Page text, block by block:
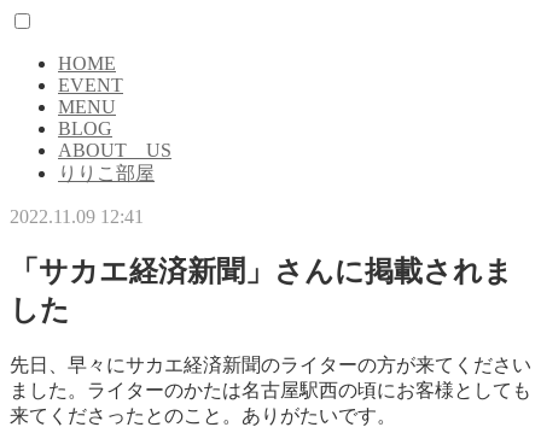
HOME
EVENT
MENU
BLOG
ABOUT US
りりこ部屋
2022.11.09 12:41
「サカエ経済新聞」さんに掲載されま
した
先日、早々にサカエ経済新聞のライターの方が来てください
ました。ライターのかたは名古屋駅西の頃にお客様としても
来てくださったとのこと。ありがたいです。